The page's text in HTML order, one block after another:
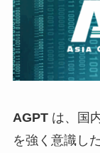
AGPTは、国
を強く意識し